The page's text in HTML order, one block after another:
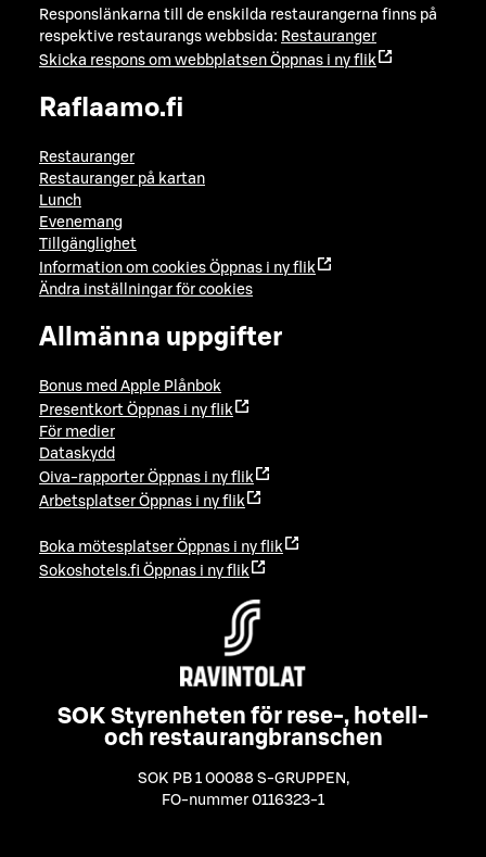
Responslänkarna till de enskilda restaurangerna finns på
respektive restaurangs webbsida: Restauranger
Skicka respons om webbplatsen Öppnas i ny flik
Raflaamo.fi
Restauranger
Restauranger på kartan
Lunch
Evenemang
Tillgänglighet
Information om cookies Öppnas i ny flik
Ändra inställningar för cookies
Allmänna uppgifter
Bonus med Apple Plånbok
Presentkort Öppnas i ny flik
För medier
Dataskydd
Oiva-rapporter Öppnas i ny flik
Arbetsplatser Öppnas i ny flik
Boka mötesplatser Öppnas i ny flik
Sokoshotels.fi Öppnas i ny flik
SOK Styrenheten för rese-, hotell-
och restaurangbranschen
SOK PB 1 00088 S-GRUPPEN ,
FO-nummer 0116323-1